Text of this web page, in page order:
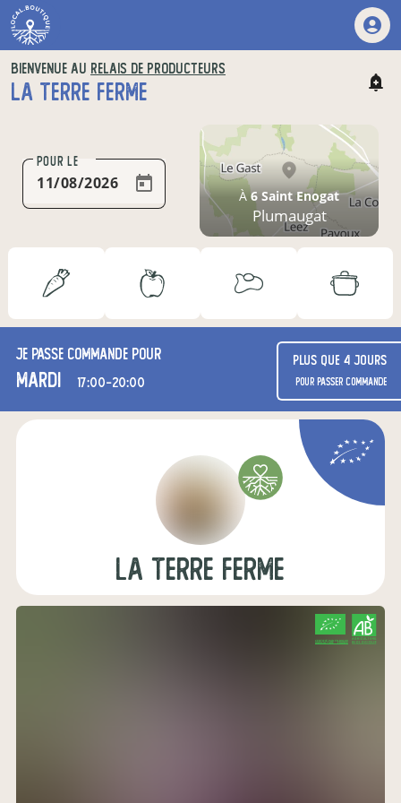
BIENVENUE AU RELAIS DE PRODUCTEURS
LA TERRE FERME
POUR LE
À6 Saint Enogat
Plumaugat
Je passe commande pour
mardi 17:00-20:00
Plus que 4 jours
pour passer commande
la terre ferme
CERTIFIÉ PAR FR-BIO-09
AGRICULTURE FRANCE